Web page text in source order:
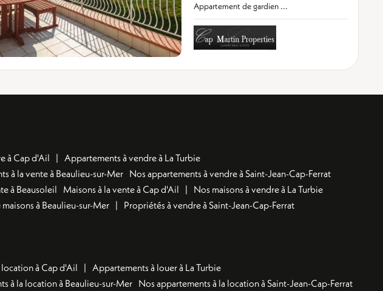
Appartement de gardien ...
à Cap d'Ail
Appartements à vendre à La Turbie
à la vente à Beaulieu-sur-Mer Nos appartements à vendre à Saint-Jean-Cap-Ferrat
à Beausoleil Maisons à la vente à Cap d'Ail
Nos maisons à vendre à La Turbie
à Beaulieu-sur-Mer
Propriétés à vendre à Saint-Jean-Cap-Ferrat
à Cap d'Ail
Appartements à louer à La Turbie
à la location à Beaulieu-sur-Mer Nos appartements à la location à Saint-Jean-Cap-Ferrat